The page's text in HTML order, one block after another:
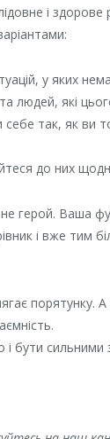
і здорове
у яких
людей, які
так, як ви
до них
герой. Ваша
і вже тим
і бути